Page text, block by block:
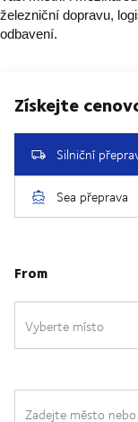
železniční dopravu,
odbavení.